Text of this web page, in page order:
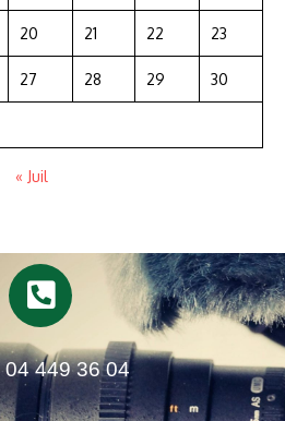
20 21 22 23
27 28 29 30
« Juil
04 449 36 04